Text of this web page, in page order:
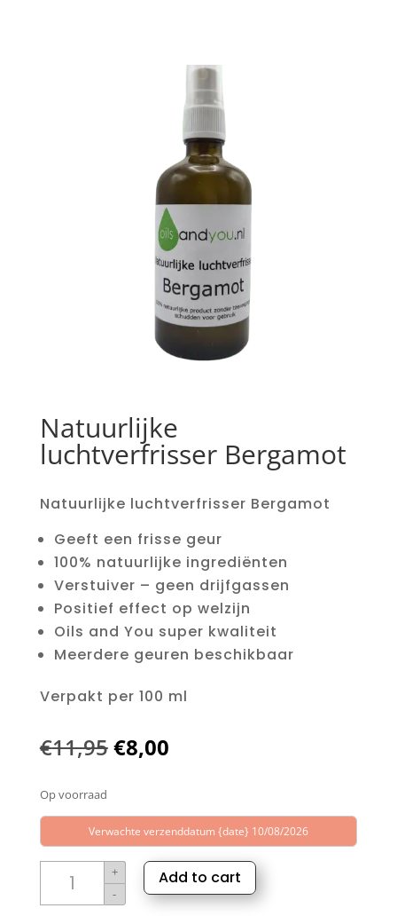
Natuurlijke
luchtverfrisser Bergamot
Natuurlijke luchtverfrisser Bergamot
Geeft een frisse geur
100% natuurlijke ingrediënten
Verstuiver – geen drijfgassen
Positief effect op welzijn
Oils and You super kwaliteit
Meerdere geuren beschikbaar
Verpakt per 100 ml
€11,95Oorspronkelijke
€11,95.
€8,00Huidige
€8,00.
Op voorraad
Verwachte verzenddatum {date} 10/08/2026
luchtverfrisser
Bergamot
+
-
Add to cart